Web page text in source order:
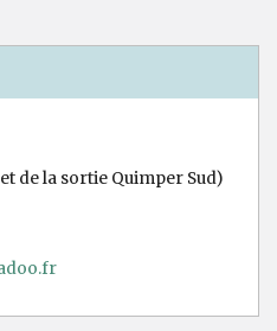
de la sortie Quimper Sud)